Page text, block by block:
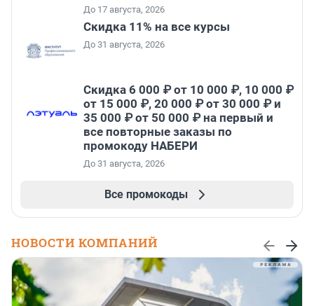
До 17 августа, 2026
Скидка 11% на все курсы
До 31 августа, 2026
Скидка 6 000 ₽ от 10 000 ₽, 10 000 ₽
от 15 000 ₽, 20 000 ₽ от 30 000 ₽ и
35 000 ₽ от 50 000 ₽ на первый и
все повторные заказы по
промокоду НАБЕРИ
До 31 августа, 2026
Все промокоды
НОВОСТИ КОМПАНИЙ